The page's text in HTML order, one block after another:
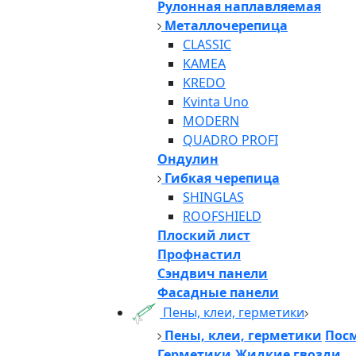
Рулонная наплавляемая
Металлочерепица
CLASSIC
KAMEA
KREDO
Kvinta Uno
MODERN
QUADRO PROFI
Ондулин
Гибкая черепица
SHINGLAS
ROOFSHIELD
Плоский лист
Профнастил
Сэндвич панели
Фасадные панели
Пены, клеи, герметики
Пены, клеи, герметики